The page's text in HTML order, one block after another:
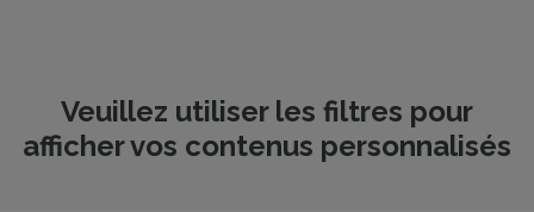
Veuillez utiliser les filtres pour
afficher vos contenus personnalisés